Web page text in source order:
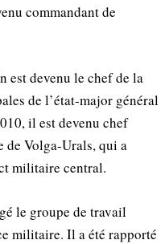
commandant de
est devenu le chef de la
de l’état-major général
il est devenu chef
Volga-Urals, qui a
militaire central.
le groupe de travail
militaire. Il a été rapporté